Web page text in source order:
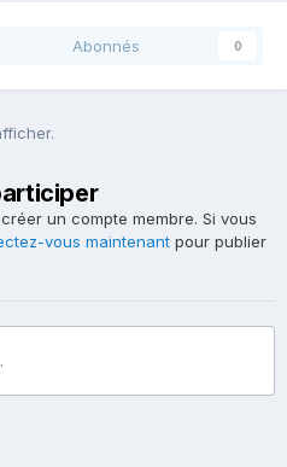
Abonnés 0
un compte membre. Si vous
vous maintenant pour publier